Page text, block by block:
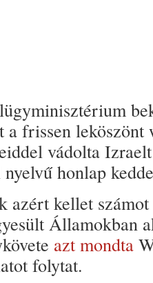
a frissen
vádolta
honlap
azért kellet
Államokban
azt mondta
folytat.